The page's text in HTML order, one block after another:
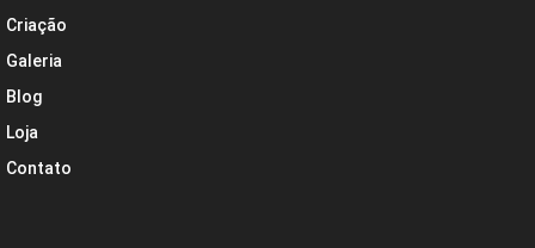
Criação
Galeria
Blog
Loja
Contato